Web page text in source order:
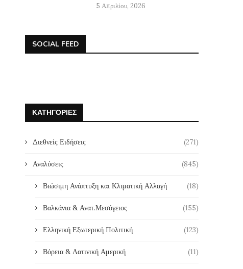
5 Απριλίου, 2026
SOCIAL FEED
ΚΑΤΗΓΟΡΊΕΣ
Διεθνείς Ειδήσεις (271)
Αναλύσεις (845)
Βιώσιμη Ανάπτυξη και Κλιματική Αλλαγή (18)
Βαλκάνια & Ανατ.Μεσόγειος (155)
Ελληνική Εξωτερική Πολιτική (123)
Βόρεια & Λατινική Αμερική (11)